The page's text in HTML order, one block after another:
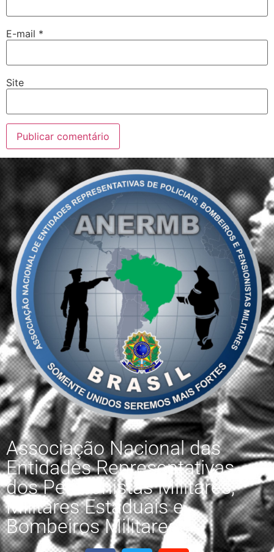
E-mail *
Site
Associação Nacional das
Entidades Representativas
dos Pensionistas Militares,
Militares Estaduais e
Bombeiros Militares.